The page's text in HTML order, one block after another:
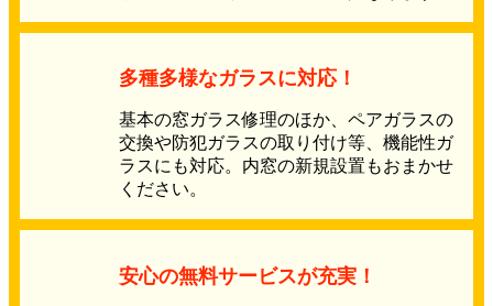
多種多様なガラスに対応！
基本の窓ガラス修理のほか、ペアガラスの
交換や防犯ガラスの取り付け等、機能性ガ
ラスにも対応。内窓の新規設置もおまかせ
ください。
安心の無料サービスが充実！